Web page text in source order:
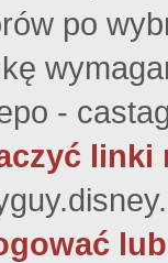
po
-
linki